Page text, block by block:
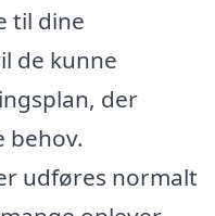
til dine
de kunne
der
behov.
udføres normalt